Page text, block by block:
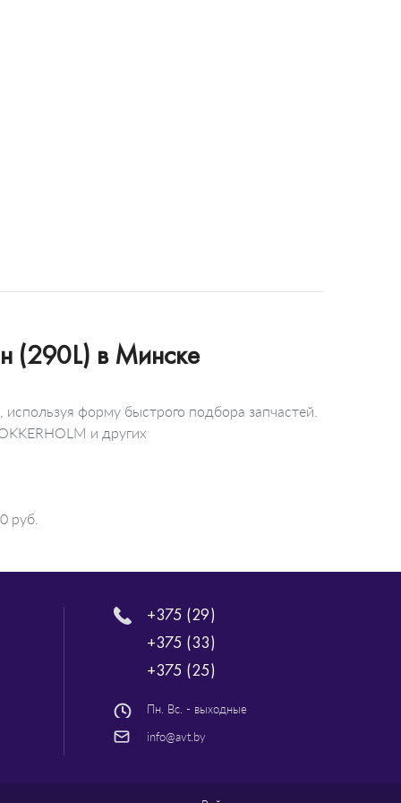
(290L) в Минске
форму быстрого подбора запчастей.
и других
руб.
+375 (29)
+375 (33)
+375 (25)
Пн. Вс. - выходные
info@avt.by